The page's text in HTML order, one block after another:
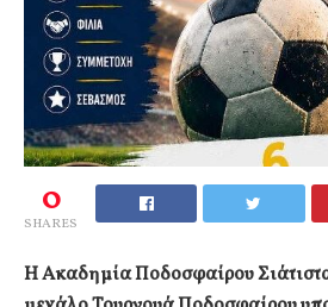
0
SHARES
Η Ακαδημία Ποδοσφαίρου